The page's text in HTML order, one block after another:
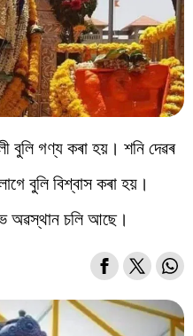
বুলি গণ্য কৰা হয়। শনি দেৱৰ
বুলি বিশ্বাস কৰা হয়।
অৱস্থান চলি আছে।